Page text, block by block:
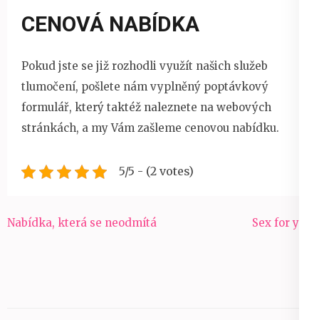
CENOVÁ NABÍDKA
Pokud jste se již rozhodli využít našich služeb
tlumočení, pošlete nám vyplněný poptávkový
formulář, který taktéž naleznete na webových
stránkách, a my Vám zašleme cenovou nabídku.
5/5 - (2 votes)
Navigace
Nabídka, která se neodmítá Sex for you